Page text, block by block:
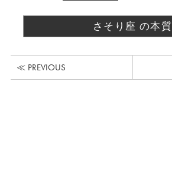
さそり座 の本質
≪ PREVIOUS